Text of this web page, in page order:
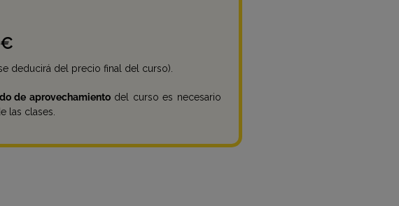
deducirá del precio final del curso).
de aprovechamientodel curso es necesario
las clases.